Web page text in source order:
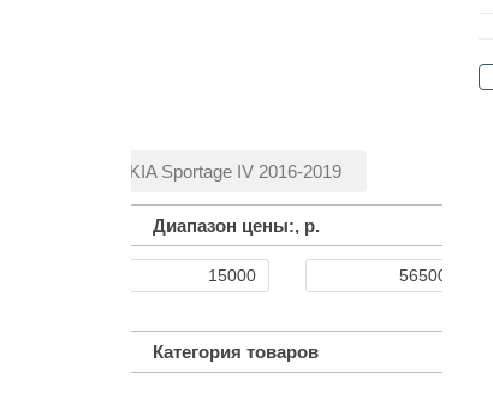
KIA Sportage IV 2016-2019
Диапазон цены:, р.
Категория товаров